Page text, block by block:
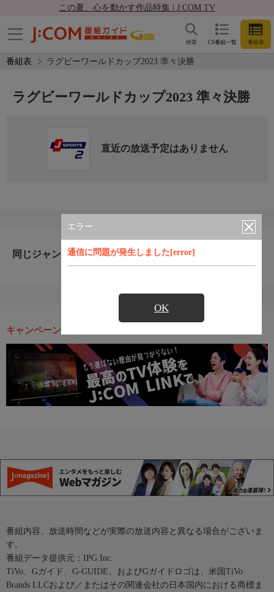
この夏、心を動かす作品特集 | J:COM TV
CS番組一覧 番組表
検索
番組表 ラグビーワールドカップ2023 準々決勝
エラー
通信に問題が発生しました[error]
OK
ラグビーワールドカップ2023 準々決勝
直近の放送予定はありません
同じジャンルのおすすめ番組
キャンペーン・お得な情報
番組内容、放送時間などが実際の放送内容と異なる場合がございま
す。
番組データ提供元：IPG Inc.
TiVo、Gガイド、G-GUIDE、およびGガイドロゴは、米国TiVo
Brands LLCおよび／またはその関連会社の日本国内における商標ま